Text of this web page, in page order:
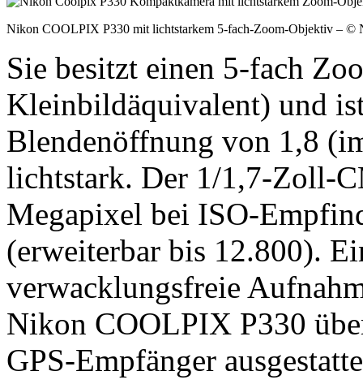
Nikon COOLPIX P330 mit lichtstarkem 5-fach-Zoom-Objektiv – ©
Sie besitzt einen 5-fach
Kleinbildäquivalent) und
Blendenöffnung von 1,8
lichtstark. Der 1/1,7-Zoll-
Megapixel bei ISO-
(erweiterbar bis 12.800).
verwacklungsfreie
Nikon COOLPIX P330
GPS-Empfänger